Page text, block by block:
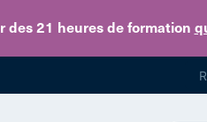
des 21 heures de formation
main content